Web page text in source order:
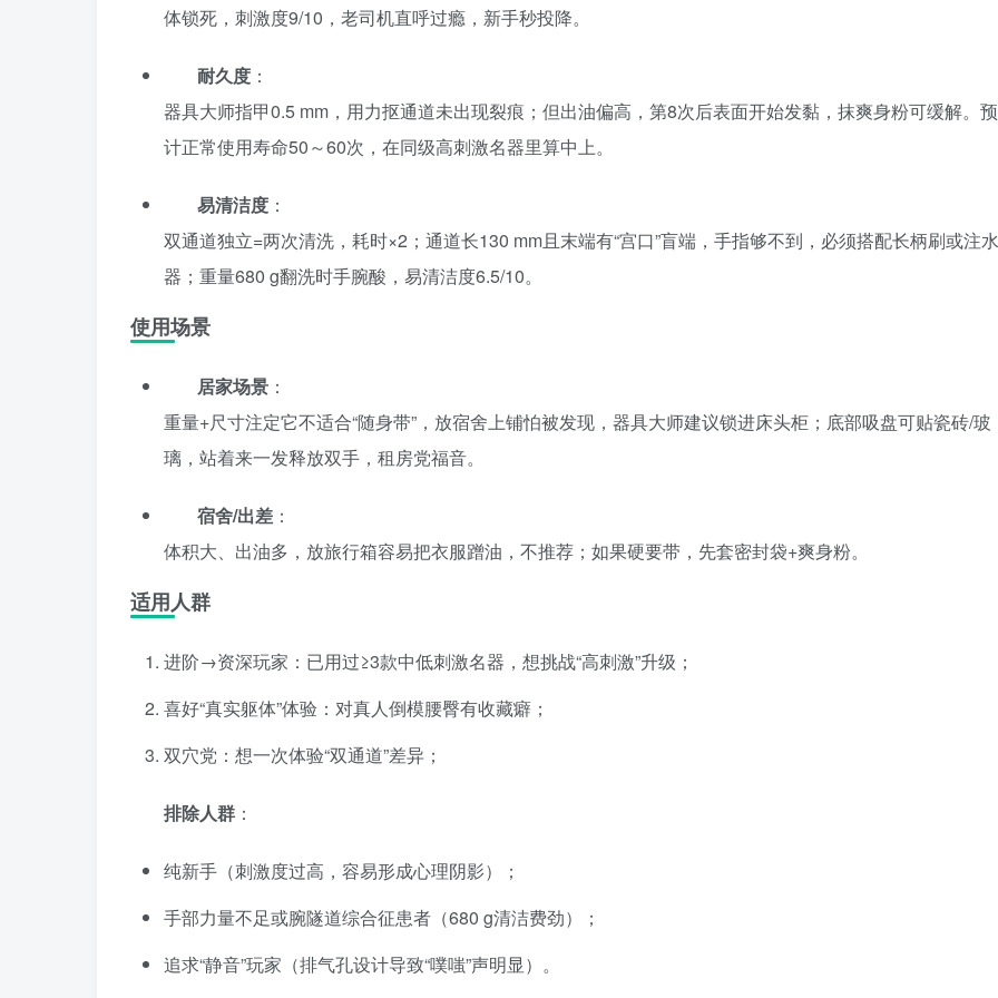
体锁死，刺激度9/10，老司机直呼过瘾，新手秒投降。
耐久度 ：
器具大师指甲0.5 mm，用力抠通道未出现裂痕；但出油偏高，第8次后表面开始发黏，抹爽身粉可缓解。预
计正常使用寿命50～60次，在同级高刺激名器里算中上。
易清洁度 ：
双通道独立=两次清洗，耗时×2；通道长130 mm且末端有“宫口”盲端，手指够不到，必须搭配长柄刷或注水
器；重量680 g翻洗时手腕酸，易清洁度6.5/10。
使用场景
居家场景 ：
重量+尺寸注定它不适合“随身带”，放宿舍上铺怕被发现，器具大师建议锁进床头柜；底部吸盘可贴瓷砖/玻
璃，站着来一发释放双手，租房党福音。
宿舍/出差 ：
体积大、出油多，放旅行箱容易把衣服蹭油，不推荐；如果硬要带，先套密封袋+爽身粉。
适用人群
进阶→资深玩家：已用过≥3款中低刺激名器，想挑战“高刺激”升级；
喜好“真实躯体”体验：对真人倒模腰臀有收藏癖；
双穴党：想一次体验“双通道”差异；
排除人群 ：
纯新手（刺激度过高，容易形成心理阴影）；
手部力量不足或腕隧道综合征患者（680 g清洁费劲）；
追求“静音”玩家（排气孔设计导致“噗嗤”声明显）。